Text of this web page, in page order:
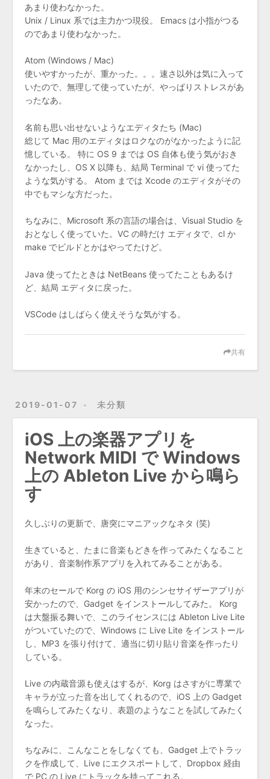
あまり使わなかった。
Unix / Linux 系では主力かつ現役。 Emacs は小指がつる
のであまり使わなかった。
Atom (Windows / Mac)
使いやすかったが、重かった。。。速さ以外は気に入って
いたので、無理して使っていたが、やっぱりストレスがあ
ったなあ。
名前も思い出せないようなエディタたち (Mac)
総じて Mac 用のエディタはロクなのがなかったように記
憶している。 特に OS 9 までは OS 自体も使う気がおき
なかったし、OS X 以降も、結局 Terminal で vi 使ってた
ような気がする。 Atom までは Xcode のエディタがその
中でもマシな方だった。
ちなみに、Microsoft 系の言語の場合は、Visual Studio を
おとなしく使っていた。VC の時だけ エディタで、cl か
make でビルドとかはやってたけど。
Java 使ってたときは NetBeans 使ってたこともあるけ
ど、結局 エディタに戻った。
VSCode はしばらく使えそうな気がする。
共有
2019-01-07 未分類
iOS 上の楽器アプリを
Network MIDI で Windows
上の Ableton Live から鳴ら
す
久しぶりの更新で、唐突にマニアックなネタ (笑)
生きていると、たまに音楽もどきを作ってみたくなること
があり、音楽制作系アプリを入れてみることがある。
年末のセールで Korg の iOS 用のシンセサイザーアプリが
安かったので、Gadget をインストールしてみた。 Korg
は大盤振る舞いで、このライセンスには Ableton Live Lite
がついていたので、Windows に Live Lite をインストール
し、MP3 を張り付けて、適当に切り貼り音楽を作ったり
している。
Live の内蔵音源も使えはするが、Korg はさすがに専業で
キャラが立った音を出してくれるので、iOS 上の Gadget
を鳴らしてみたくなり、表題のようなことを試してみたく
なった。
ちなみに、こんなことをしなくても、Gadget 上でトラッ
クを作成して、Live にエクスポートして、Dropbox 経由
で PC の Live にトラックを持ってこれる。